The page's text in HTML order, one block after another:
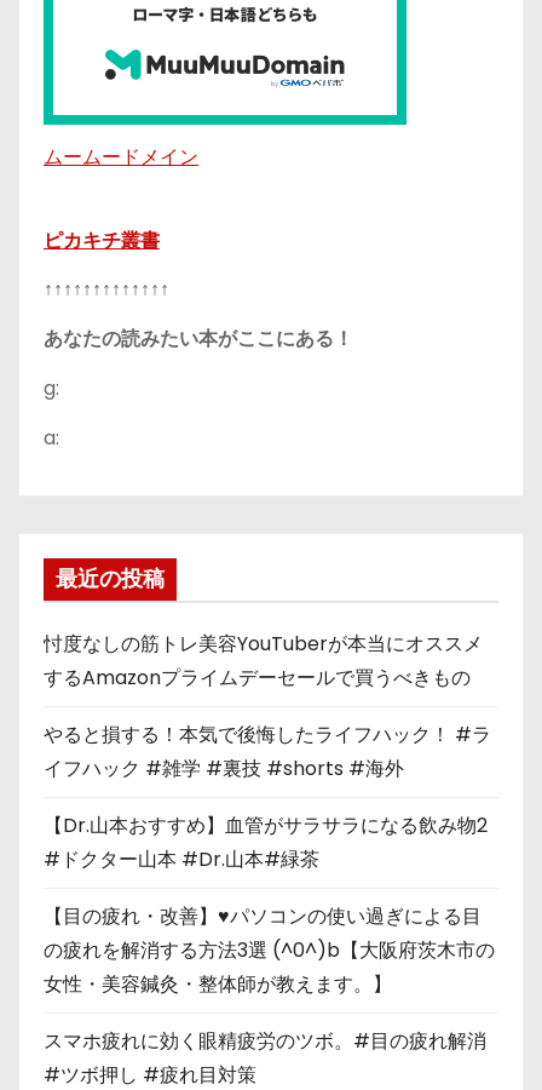
ムームードメイン
ピカキチ叢書
↑↑↑↑↑↑↑↑↑↑↑↑↑
あなたの読みたい本がここにある！
g:
a:
最近の投稿
忖度なしの筋トレ美容YouTuberが本当にオススメ
するAmazonプライムデーセールで買うべきもの
やると損する！本気で後悔したライフハック！ #ラ
イフハック #雑学 #裏技 #shorts #海外
【Dr.山本おすすめ】血管がサラサラになる飲み物2
#ドクター山本 #Dr.山本#緑茶
【目の疲れ・改善】♥パソコンの使い過ぎによる目
の疲れを解消する方法3選 (^0^)b【大阪府茨木市の
女性・美容鍼灸・整体師が教えます。】
スマホ疲れに効く眼精疲労のツボ。#目の疲れ解消
#ツボ押し #疲れ目対策